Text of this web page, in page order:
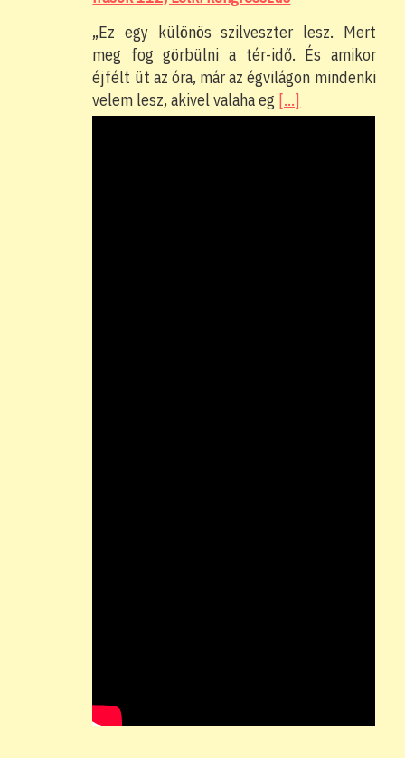
„Ez egy különös szilveszter lesz. Mert
meg fog görbülni a tér-idő. És amikor
éjfélt üt az óra, már az égvilágon mindenki
velem lesz, akivel valaha eg […]